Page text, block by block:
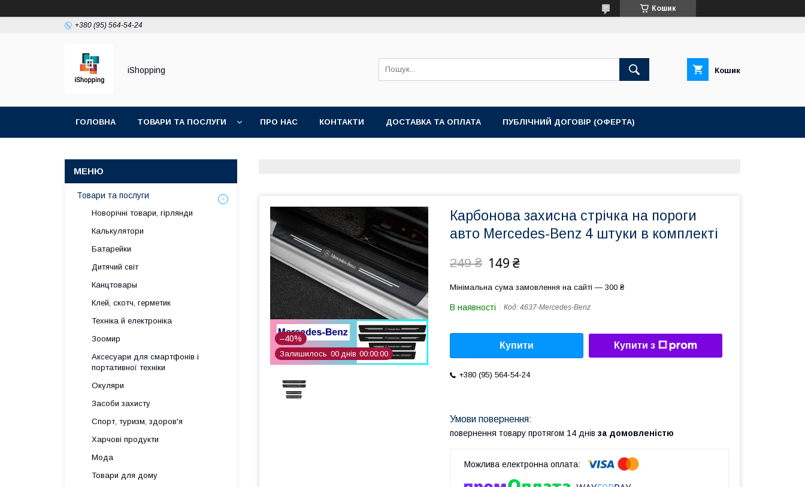
Кошик
+380 (95) 564-54-24
iShopping Кошик
ГОЛОВНА ТОВАРИ ТА ПОСЛУГИ ПРО НАС КОНТАКТИ ДОСТАВКА ТА ОПЛАТА ПУБЛІЧНИЙ ДОГОВІР (ОФЕРТА)
–40%
Залишилось 00 днів 00 00 00
Карбонова захисна стрічка на пороги
авто Mercedes-Benz 4 штуки в комплекті
249 ₴ 149 ₴
Мінімальна сума замовлення на сайті — 300 ₴
В наявності Код: 4637-Mercedes-Benz
Купити Купити з
+380 (95) 564-54-24
повернення товару протягом 14 днів за домовленістю
Товари та послуги
Новорічні товари, гірлянди
Калькулятори
Батарейки
Дитячий світ
Канцтовары
Клей, скотч, герметик
Техніка й електроніка
Зоомир
Аксесуари для смартфонів і
портативної техніки
Окуляри
Засоби захисту
Спорт, туризм, здоров'я
Харчові продукти
Мода
Товари для дому